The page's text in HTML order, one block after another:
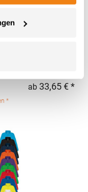
Steppjacke
Saum und
GORFACTORY
Fortuna (Murcia)
ab 33,65 € *
*